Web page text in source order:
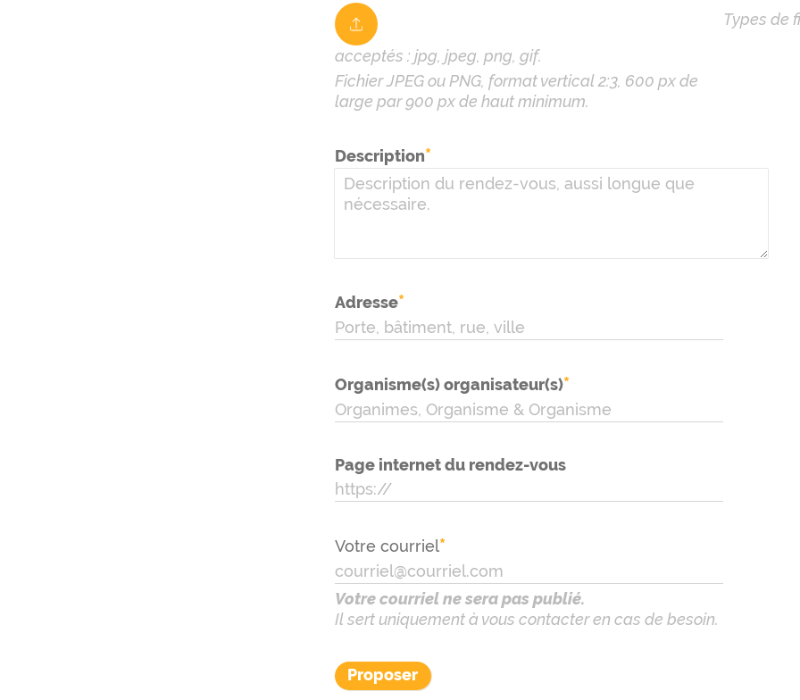
Types de
acceptés : jpg, jpeg, png, gif.
Fichier JPEG ou PNG, format vertical 2:3, 600 px de
large par 900 px de haut minimum.
Description*
Adresse*
Organisme(s) organisateur(s)*
Page internet du rendez-vous
Votre courriel*
Votre courriel ne sera pas publié.
Il sert uniquement à vous contacter en cas de besoin.